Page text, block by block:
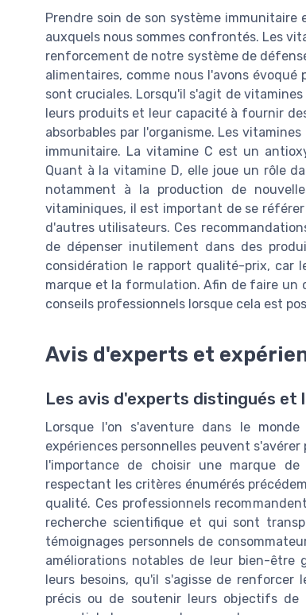
Prendre soin de son système
auxquels nous sommes confrontés. Les
renforcement de notre système de
alimentaires, comme nous l'avons
sont cruciales. Lorsqu'il s'agit de
leurs produits et leur capacité à fournir
absorbables par l'organisme. Les
immunitaire. La vitamine C est un
Quant à la vitamine D, elle joue un rôle
notamment à la production de
vitaminiques, il est important de se
d'autres utilisateurs. Ces
de dépenser inutilement dans des
considération le rapport qualité-prix, car
marque et la formulation. Afin de faire un
conseils professionnels lorsque cela est
Avis d'experts et
Les avis d'experts distingués
Lorsque l'on s'aventure dans le
expériences personnelles peuvent
l'importance de choisir une marque
respectant les critères énumérés
qualité. Ces professionnels
recherche scientifique et qui sont
témoignages personnels de
améliorations notables de leur bien-être
leurs besoins, qu'il s'agisse de renforcer
précis ou de soutenir leurs objectifs de